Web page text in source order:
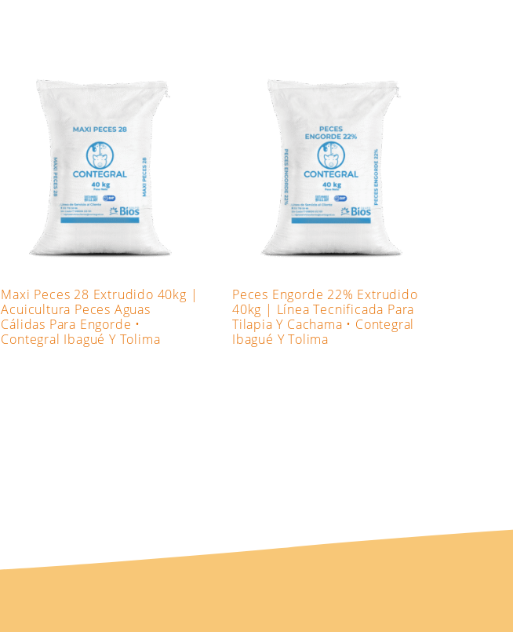
Maxi Peces 28 Extrudido 40kg |
Acuicultura Peces Aguas
Cálidas Para Engorde •
Contegral Ibagué Y Tolima
Peces Engorde 22% Extrudido
40kg | Línea Tecnificada Para
Tilapia Y Cachama • Contegral
Ibagué Y Tolima